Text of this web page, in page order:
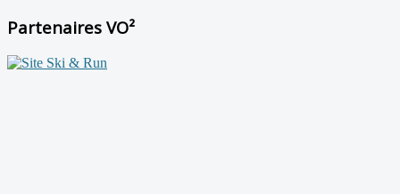
Partenaires VO²